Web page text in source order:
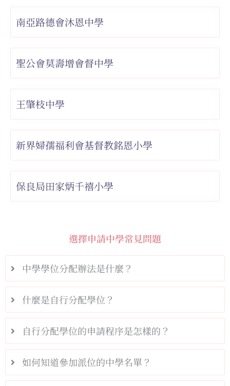
南亞路德會沐恩中學
聖公會莫壽增會督中學
王肇枝中學
新界婦孺福利會基督教銘恩小學
保良局田家炳千禧小學
選擇申請中學常見問題
中學學位分配辦法是什麼？
什麼是自行分配學位？
自行分配學位的申請程序是怎樣的？
如何知道參加派位的中學名單？